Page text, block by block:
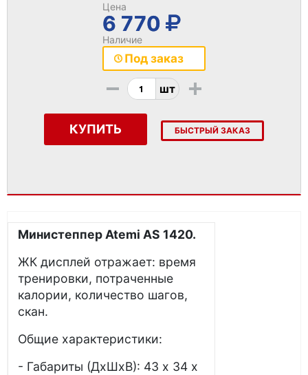
Цена
6 770
Наличие
Под заказ
- шт +
КУПИТЬ БЫСТРЫЙ ЗАКАЗ
Министеппер Atemi AS 1420.
ЖК дисплей отражает: время
тренировки, потраченные
калории, количество шагов,
скан.
Общие характеристики:
- Габариты (ДхШхВ): 43 х 34 х